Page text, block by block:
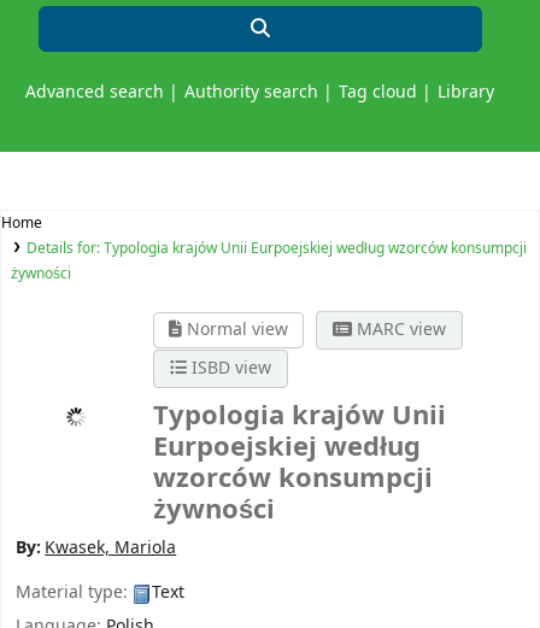
Advanced search Authority search Tag cloud Library
Home
Details for:Typologia krajów Unii Eurpoejskiej według wzorców konsumpcji
żywności
Normal view
MARC view
ISBD view
Typologia krajów Unii
Eurpoejskiej według
wzorców konsumpcji
żywności
By: Kwasek, Mariola
Material type:
Text